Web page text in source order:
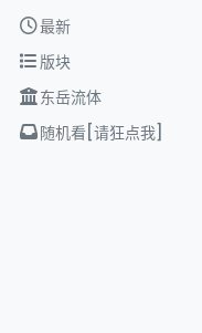
Skip to content
最新
版块
东岳流体
随机看[请狂点我]